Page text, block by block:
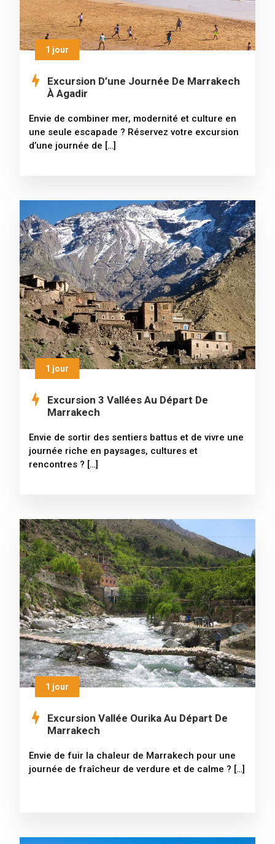
1 jour
Excursion D’une Journée De Marrakech
À Agadir
Envie de combiner mer, modernité et culture en
une seule escapade ? Réservez votre excursion
d’une journée de […]
1 jour
Excursion 3 Vallées Au Départ De
Marrakech
Envie de sortir des sentiers battus et de vivre une
journée riche en paysages, cultures et
rencontres ? […]
1 jour
Excursion Vallée Ourika Au Départ De
Marrakech
Envie de fuir la chaleur de Marrakech pour une
journée de fraîcheur de verdure et de calme ? […]